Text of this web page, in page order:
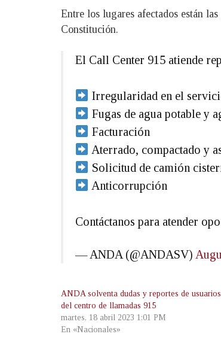
Entre los lugares afectados están
Constitución.
El Call Center 915 atiende
Irregularidad en el
Fugas de agua potable y
Facturación
Aterrado, compactado y
Solicitud de camión
Anticorrupción
Contáctanos para atender
— ANDA (@ANDASV)
ANDA solventa dudas y reportes de
del centro de llamadas 915
martes, 18 abril 2023 1:01 PM
En «Nacionales»